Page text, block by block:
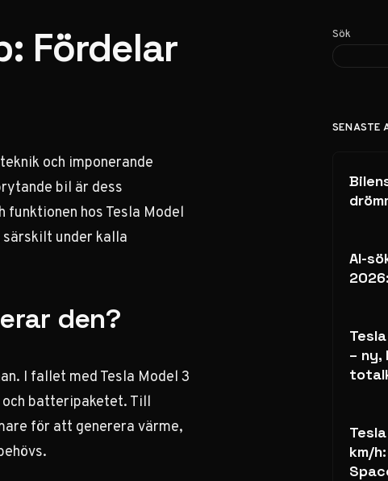
Fördelar
och imponerande
bil är dess
hos Tesla Model
under kalla
den?
I fallet med Tesla Model 3
batteripaketet. Till
för att generera värme,
Sök
SENASTE
AI-
– ny,
km/